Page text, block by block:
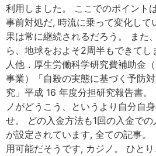
利用しました。 ここでのポイント
事前対処だ, 時流に乗って変化して
果は常に継続されるだろう。 また
ら、地球をおよそ2周半もできて
人他．厚生労働科学研究費補助金
事業）「自殺の実態に基づく予防
究」平成 16 年度分担研究報告書
ノがどうこう、というより自分自
せ。 どの入金方法も1回の入金で
が設定されています, 全ての記事
用可能だそうです, カジノ。 ひと